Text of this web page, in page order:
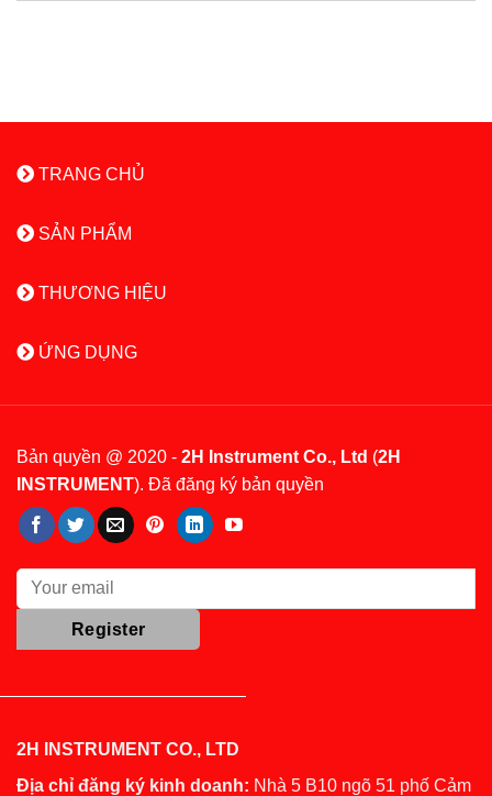
TRANG CHỦ
SẢN PHẨM
THƯƠNG HIỆU
ỨNG DỤNG
Bản quyền @ 2020 - 2H Instrument Co., Ltd (2H
INSTRUMENT). Đã đăng ký bản quyền
2H INSTRUMENT CO., LTD
Địa chỉ đăng ký kinh doanh: Nhà 5 B10 ngõ 51 phố Cảm